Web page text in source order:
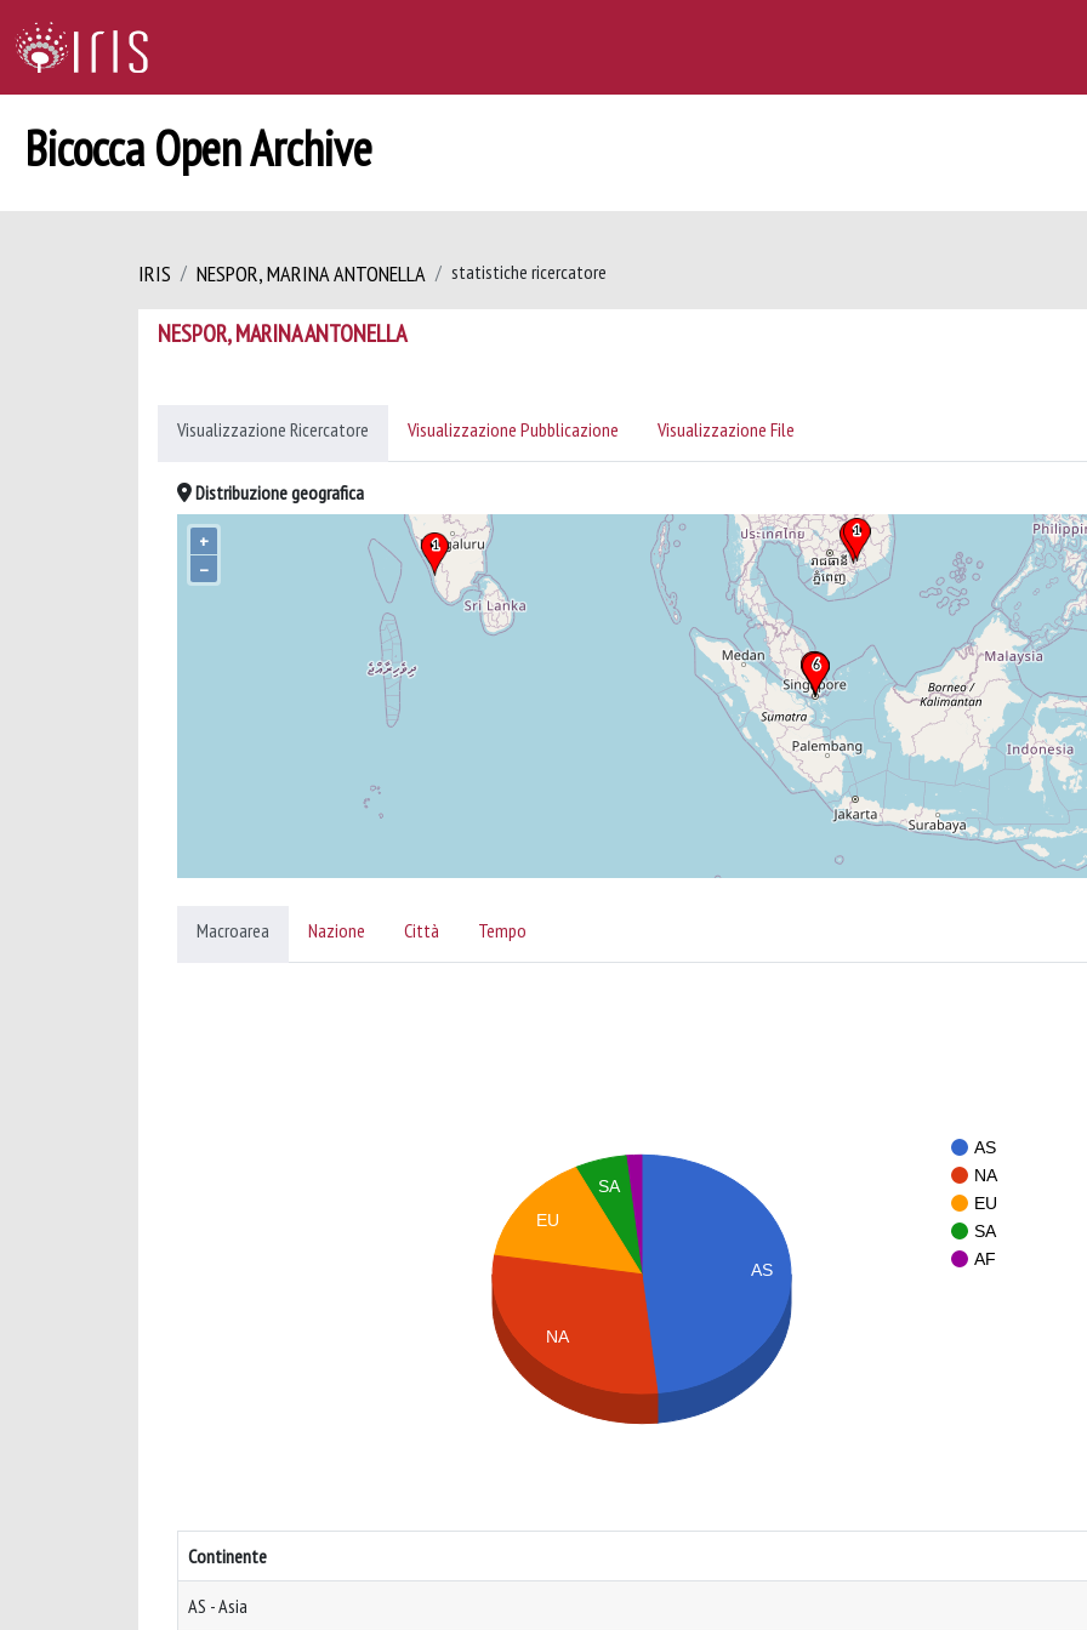
Bicocca Open Archive
IRIS NESPOR, MARINA ANTONELLA statistiche ricercatore
NESPOR, MARINA ANTONELLA
Visualizzazione Ricercatore Visualizzazione Pubblicazione Visualizzazione File
Distribuzione geografica
+
–
Macroarea Nazione Città Tempo
AS
NA
EU
SA
AF
AS
SA
EU
NA
Continente
AS - Asia